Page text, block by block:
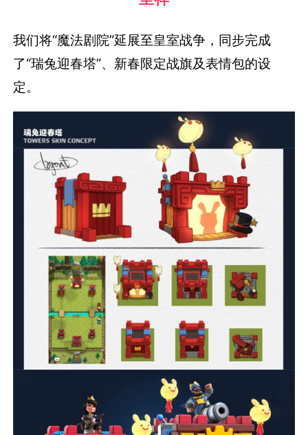
我们将“魔法剧院”延展至皇室战争，同步完成
了“瑞兔迎春塔”、新春限定战旗及表情包的设
定。